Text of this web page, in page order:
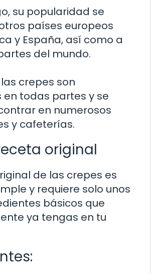
su popularidad se
países europeos
y España, así como a
del mundo.
crepes son
todas partes y se
en numerosos
y cafeterías.
original
de las crepes es
y requiere solo unos
básicos que
ya tengas en tu